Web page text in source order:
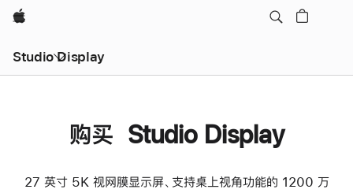
Apple
Studio Display
购买 Studio Display
27 英寸 5K 视网膜显示屏、支持桌上视角功能的 1200 万